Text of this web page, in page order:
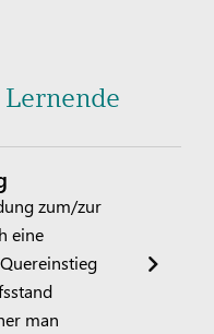
zum/zur
eine
man